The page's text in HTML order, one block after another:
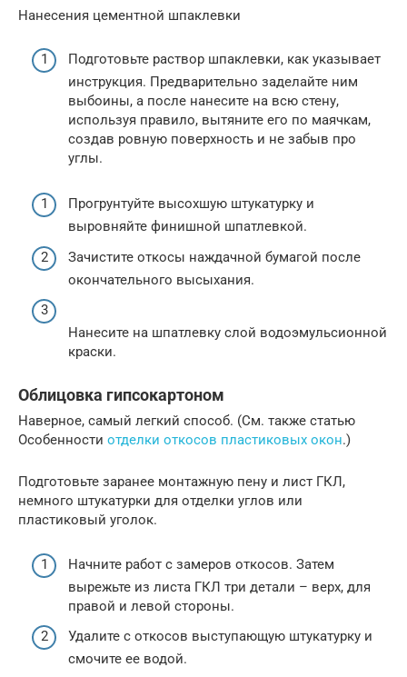
Нанесения цементной шпаклевки
Подготовьте раствор шпаклевки, как указывает
инструкция. Предварительно заделайте ним
выбоины, а после нанесите на всю стену,
используя правило, вытяните его по маячкам,
создав ровную поверхность и не забыв про
углы.
Прогрунтуйте высохшую штукатурку и
выровняйте финишной шпатлевкой.
Зачистите откосы наждачной бумагой после
окончательного высыхания.
Нанесите на шпатлевку слой водоэмульсионной
краски.
Облицовка гипсокартоном
Наверное, самый легкий способ. (См. также статью
Особенности отделки откосов пластиковых окон.)
Подготовьте заранее монтажную пену и лист ГКЛ,
немного штукатурки для отделки углов или
пластиковый уголок.
Начните работ с замеров откосов. Затем
вырежьте из листа ГКЛ три детали – верх, для
правой и левой стороны.
Удалите с откосов выступающую штукатурку и
смочите ее водой.